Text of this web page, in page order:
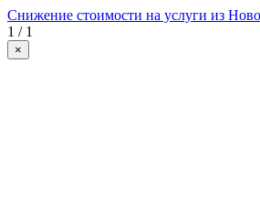
Снижение стоимости на услуги из
1 / 1
×